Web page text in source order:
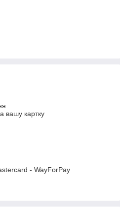
вашу картку
- WayForPay